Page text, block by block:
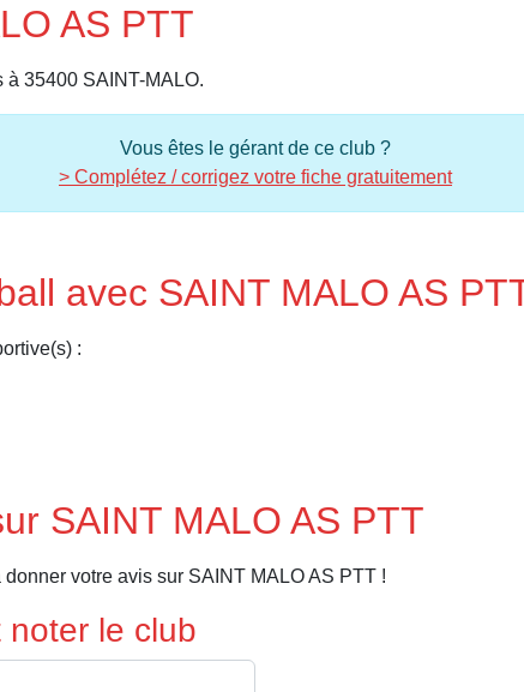
AS PTT
35400 SAINT-MALO.
Vous êtes le gérant de ce club ?
> Complétez / corrigez votre fiche gratuitement
avec SAINT MALO AS
:
SAINT MALO AS PTT
votre avis sur SAINT MALO AS PTT !
noter le club